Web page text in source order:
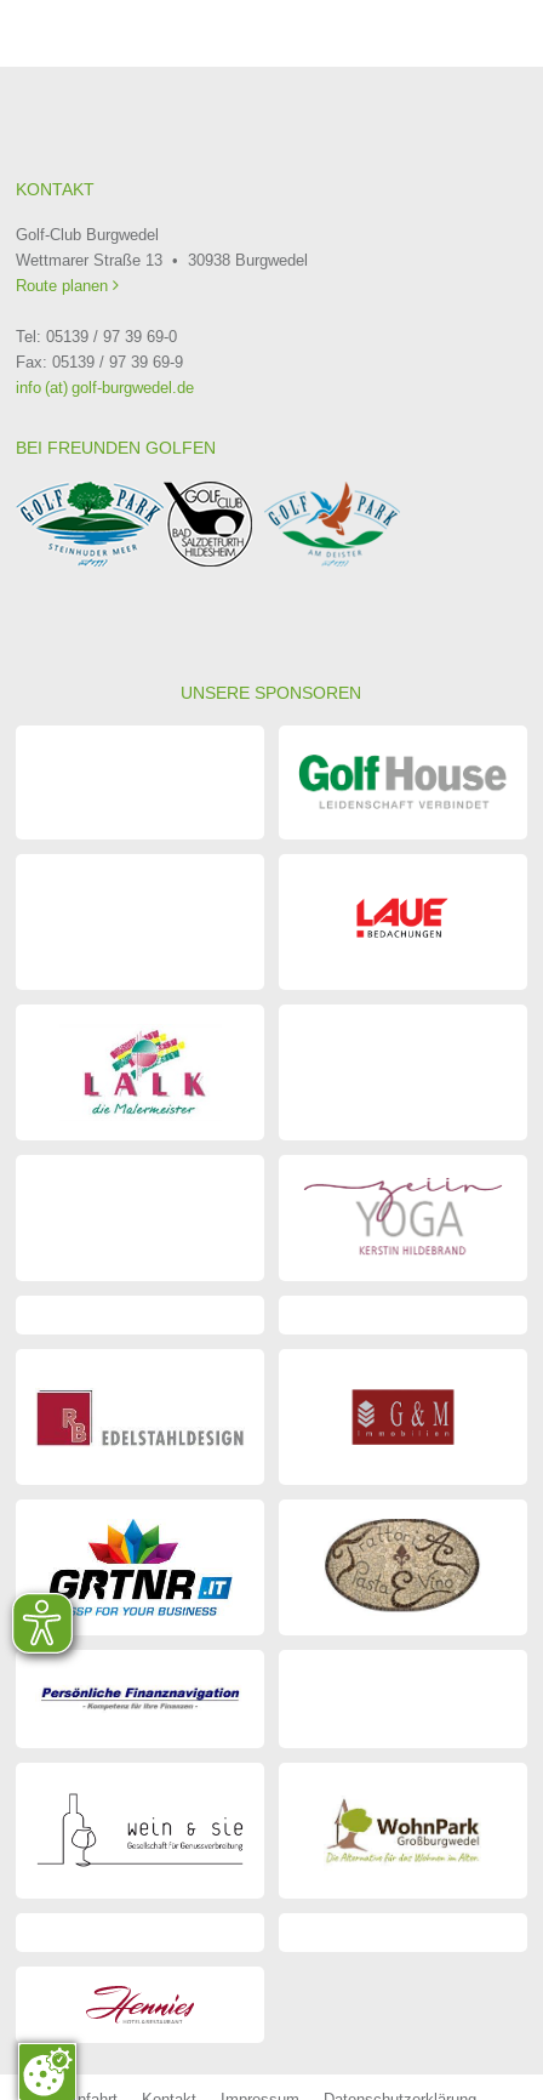
KONTAKT
Golf-Club Burgwedel
Wettmarer Straße 13 • 30938 Burgwedel
Route planen
Tel: 05139 / 97 39 69-0
Fax: 05139 / 97 39 69-9
info (at) golf-burgwedel.de
BEI FREUNDEN GOLFEN
UNSERE SPONSOREN